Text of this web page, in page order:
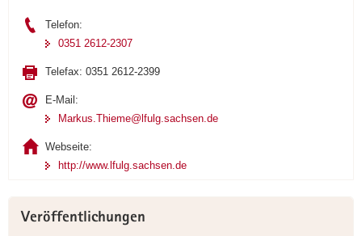
Telefon:
0351 2612-2307
Telefax: 0351 2612-2399
E-Mail:
Markus.Thieme@lfulg.sachsen.de
Webseite:
http://www.lfulg.sachsen.de
Veröffentlichungen